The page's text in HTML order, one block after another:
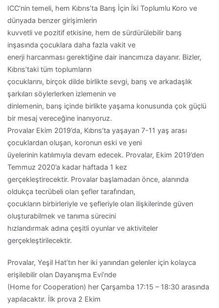
ICC’nin temeli, hem Kıbrıs’ta Barış İçin İki Toplumlu Koro ve
dünyada benzer girişimlerin
kuvvetli ve pozitif etkisine, hem de sürdürülebilir barış
inşasında çocuklara daha fazla vakit ve
enerji harcanması gerektiğine dair inancımıza dayanır. Bizler,
Kıbrıs’taki tüm toplumların
çocuklarını, birçok dilde birlikte sevgi, barış ve arkadaşlık
şarkıları söylerlerken izlemenin ve
dinlemenin, barış içinde birlikte yaşama konusunda çok güçlü
bir mesaj vereceğine inanıyoruz.
Provalar Ekim 2019’da, Kıbrıs’ta yaşayan 7-11 yaş arası
çocuklardan oluşan, koronun eski ve yeni
üyelerinin katılımıyla devam edecek. Provalar, Ekim 2019’den
Temmuz 2020’a kadar haftada 1 kez
gerçekleştirecektir. Provalar başlamadan önce, alanında
oldukça tecrübeli olan şefler tarafından,
çocukların birbirleriyle ve şefleriyle olan ilişkilerinde güven
oluşturabilmek ve tanıma sürecini
hızlandırmak adına çeşitli oyunlar ve aktiviteler
gerçekleştirilecektir.
Provalar, Yeşil Hat’tın her iki yanından gelenler için kolayca
erişilebilir olan Dayanışma Evi’nde
(Home for Cooperation) her Çarşamba 17:15 – 18:30 arasında
yapılacaktır. İlk prova 2 Ekim